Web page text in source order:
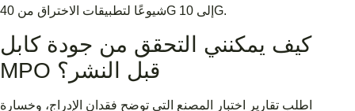
شيوعًا لتطبيقات الاختراق من 40G إلى 10G.
كيف يمكنني التحقق من جودة كابل
اطلب تقارير اختبار المصنع التي توضح فقدان الإدراج، وخسارة